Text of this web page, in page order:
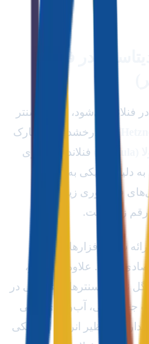
در فنلاند
می‌شود، نام دیتاسنتر
می‌درخشد. هتزنر پارک
فنلاند راه‌اندازی
دلیل نزدیکی به پایتخت
فیبر نوری زیردریایی،
رقم زده است.
سخت‌افزارهای بسیار
است. علاوه بر هتزنر،
نیز دیتاسنترهای عظیمی در
جغرافیایی، آب‌وهوای عالی
بی‌نظیر انرژی الکتریکی